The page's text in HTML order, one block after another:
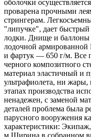
оболочки
проварена прочными
стрингерам.
"липучке", дает
лодки. Днище и баллоны
лодочной
и фартук — 650 г/м. Все
черного композитного
материал эластичный и
ультрафиолета, ни
этапах производства
ненадежен, с заменой
деталей проблема была
парусного вооружения
характеристики:
м Ширина в собранном